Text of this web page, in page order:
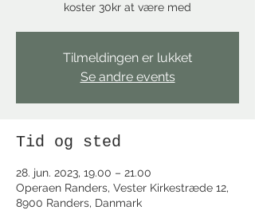
koster 30kr at være med
Tilmeldingen er lukket
Se andre events
Tid og sted
28. jun. 2023, 19.00 – 21.00
Operaen Randers, Vester Kirkestræde 12,
8900 Randers, Danmark